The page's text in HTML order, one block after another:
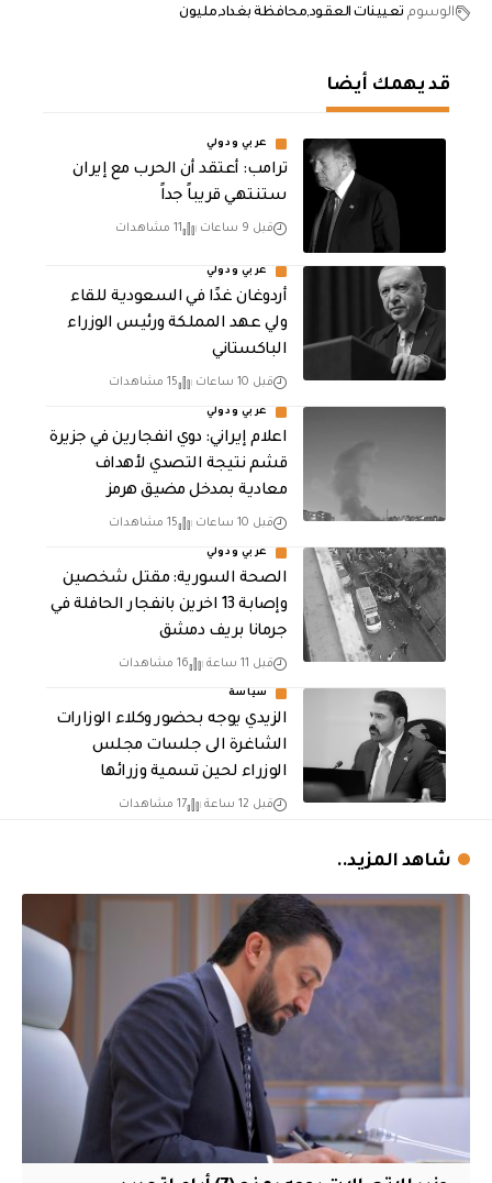
الوسوم تعيينات العقودمحافظة بغداد مليون
قد يهمك أيضا
عربي ودولي
‏ترامب: أعتقد أن الحرب مع إيران
ستنتهي قريباً جداً
قبل 9 ساعات 11 مشاهدات
عربي ودولي
أردوغان غدًا في السعودية للقاء
ولي عهد المملكة ورئيس الوزراء
الباكستاني
قبل 10 ساعات 15 مشاهدات
عربي ودولي
اعلام إيراني: دوي انفجارين في جزيرة
قشم نتيجة التصدي لأهداف
معادية بمدخل مضيق هرمز
قبل 10 ساعات 15 مشاهدات
عربي ودولي
الصحة السورية: مقتل شخصين
وإصابة 13 اخرين بانفجار الحافلة في
جرمانا بريف دمشق
قبل 11 ساعة 16 مشاهدات
سياسة
الزيدي يوجه بحضور وكلاء الوزارات
الشاغرة الى جلسات مجلس
الوزراء لحين تسمية وزرائها
قبل 12 ساعة 17 مشاهدات
شاهد المزيد..